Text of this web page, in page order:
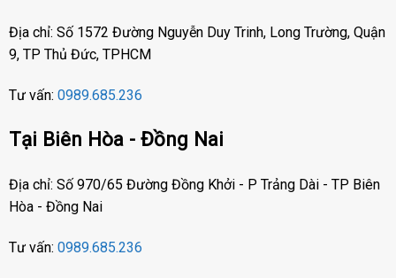
Địa chỉ: Số 1572 Đường Nguyễn Duy Trinh, Long Trường, Quận
9, TP Thủ Đức, TPHCM
Tư vấn: 0989.685.236
Tại Biên Hòa - Đồng Nai
Địa chỉ: Số 970/65 Đường Đồng Khởi - P Trảng Dài - TP Biên
Hòa - Đồng Nai
Tư vấn: 0989.685.236